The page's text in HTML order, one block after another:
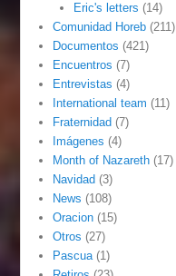
Eric's letters (14)
Comunidad Horeb (211)
Documentos (421)
Encuentros (7)
Entrevistas (4)
International team (11)
Fraternidad (7)
Imágenes (4)
Month of Nazareth (17)
Navidad (3)
News (108)
Oracion (15)
Otros (27)
Pascua(1)